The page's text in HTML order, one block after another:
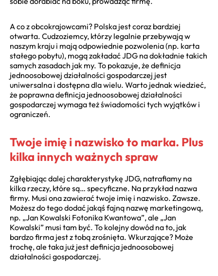
A co z obcokrajowcami? Polska jest coraz bardziej
otwarta. Cudzoziemcy, którzy legalnie przebywają w
naszym kraju i mają odpowiednie pozwolenia (np. karta
stałego pobytu), mogą zakładać JDG na dokładnie takich
samych zasadach jak my. To pokazuje, że definicja
jednoosobowej działalności gospodarczej jest
uniwersalna i dostępna dla wielu. Warto jednak wiedzieć,
że poprawna definicja jednoosobowej działalności
gospodarczej wymaga też świadomości tych wyjątków i
ograniczeń.
Twoje imię i nazwisko to marka. Plus
kilka innych ważnych spraw
Zgłębiając dalej charakterystykę JDG, natrafiamy na
kilka rzeczy, które są… specyficzne. Na przykład nazwa
firmy. Musi ona zawierać twoje imię i nazwisko. Zawsze.
Możesz do tego dodać jakąś fajną nazwę marketingową,
np. „Jan Kowalski Fotonika Kwantowa”, ale „Jan
Kowalski” musi tam być. To kolejny dowód na to, jak
bardzo firma jest z tobą zrośnięta. Wkurzające? Może
trochę, ale taka już jest definicja jednoosobowej
działalności gospodarczej.